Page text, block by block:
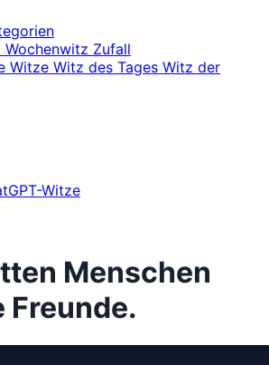
Wochenwitz Zufall
Witze Witz des Tages Witz der
Witze
Menschen
Freunde.